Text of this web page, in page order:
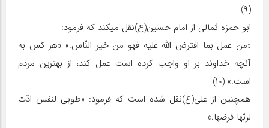
(۹)
ابو حمزه ثمالی از امام حسین(ع)نقل می‏کند که فرمود:
«من عمل بما افترض اللّه علیه فهو من خیر النّاس.» «هر کس به
آن‏چه خداوند بر او واجب کرده است عمل کند، از بهترین مردم
است.» (۱۰)
همچنین از علی(ع)نقل شده است که فرمود: «طوبی لنفس ادّت
لربّها فرضها.»